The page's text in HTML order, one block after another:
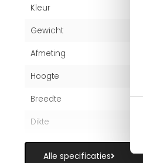
Kleur
Gewicht
Afmeting
Hoogte
Breedte
Dikte
Alle specificaties